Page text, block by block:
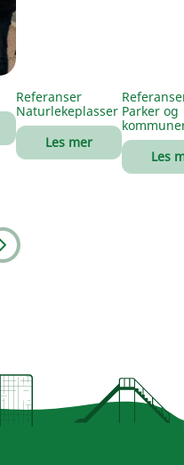
Referanser
Naturlekeplasser
Les mer
Parker og
Les
Next